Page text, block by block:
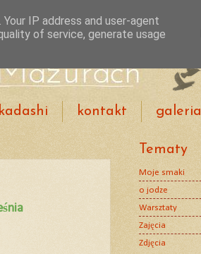
kontakt galeria
Tematy
Moje smaki
o jodze
Warsztaty
Zajęcia
Zdjęcia
IP address and user-agent
of service, generate usage